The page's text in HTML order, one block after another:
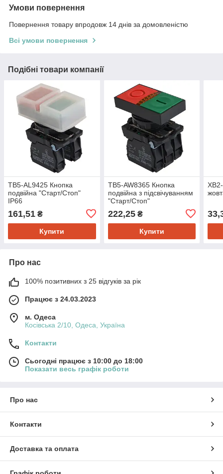
Умови повернення
Повернення товару впродовж 14 днів за домовленістю
Всі умови повернення
Подібні товари компанії
TB5-AL9425 Кнопка
подвійна "Старт/Стоп"
IP66
161,51 ₴
Купити
TB5-AW8365 Кнопка
подвійна з підсвічуванням
"Старт/Стоп"
222,25₴
Купити
Про нас
100% позитивних з 25 відгуків за рік
Працює з 24.03.2023
м. Одеса
Косівська 2/10, Одеса, Україна
Контакти
Сьогодні працює з 10:00 до 18:00
Показати весь графік роботи
Про нас
Контакти
Доставка та оплата